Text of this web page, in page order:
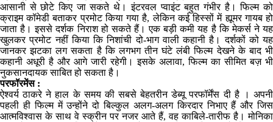
आसानी से छोटे किए जा सकते थे। इंटरवल प्वाइंट बहुत गंभीर है। फिल्म को
क्राइम कॉमेडी बताकर प्रमोट किया गया है, लेकिन कई हिस्सों में ह्यूमर गायब हो
जाता है। इससे दर्शक निराश हो सकते हैं। एक बड़ी कमी यह है कि मेकर्स ने यह
खुलकर प्रमोट नहीं किया कि निशांची दो-भाग वाली कहानी है। दर्शकों को यह
जानकर झटका लग सकता है कि लगभग तीन घंटे लंबी फिल्म देखने के बाद भी
कहानी अधूरी है और आगे जारी रहेगी। इसके अलावा, फिल्म का सीमित बज़ भी
नुकसानदायक साबित हो सकता है।
परफॉरमेंस :
ऐश्वर्य ठाकरे ने हाल के समय की सबसे बेहतरीन डेब्यू परफॉर्मेंस दी है । अपनी
पहली ही फिल्म में उन्होंने दो बिल्कुल अलग-अलग किरदार निभाए हैं और जिस
आत्मविश्वास के साथ वे स्क्रीन पर नजर आते हैं, वह काबिले-तारीफ है। मोनिका